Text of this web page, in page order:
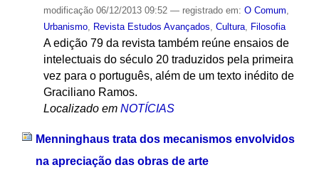
modificação06/12/2013 09:52 — registrado em: O Comum
Urbanismo, Revista Estudos Avançados Cultura, Filosofia
A edição 79 da revista também reúne ensaios de
intelectuais do século 20 traduzidos pela primeira
vez para o português, além de um texto inédito de
Graciliano Ramos.
Localizado em NOTÍCIAS
Menninghaus trata dos mecanismos envolvidos
na apreciação das obras de arte